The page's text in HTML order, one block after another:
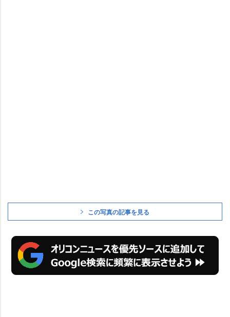
この写真の記事を見る